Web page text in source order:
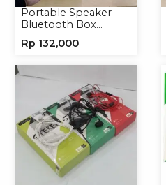
Portable Speaker
Bluetooth Box
Portable Wireless
Rp 132,000